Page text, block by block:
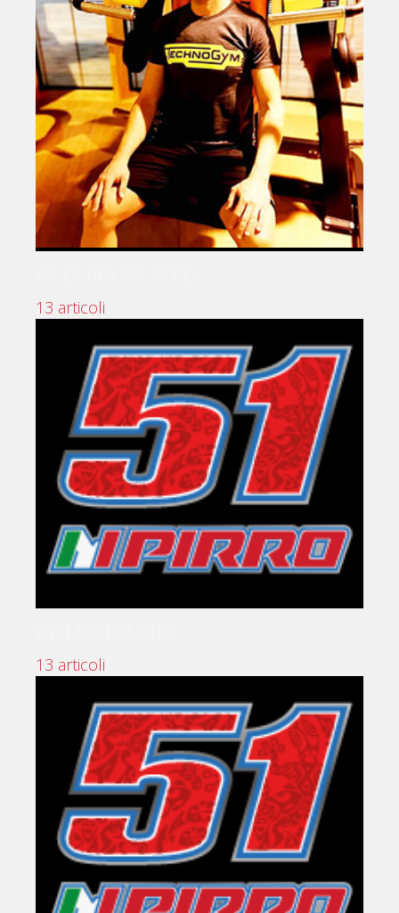
13 articoli
13 articoli